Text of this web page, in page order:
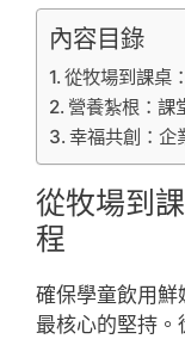
內容目錄
從牧場到課桌
營養紮根：課
幸福共創：企
從牧場到
程
確保學童飲用鮮
最核心的堅持